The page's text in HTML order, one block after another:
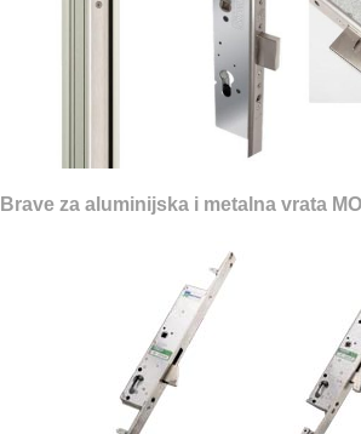
Brave za aluminijska i metalna vrata